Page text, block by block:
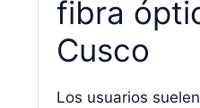
fibra
Cusco
Los usuarios